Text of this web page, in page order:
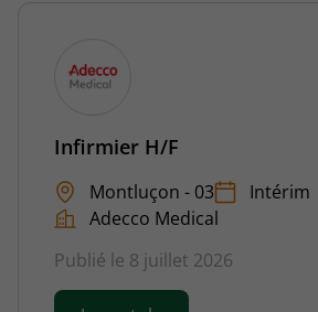
Infirmier H/F
Montluçon - 03
Intérim
Adecco Medical
Publié le 8 juillet 2026